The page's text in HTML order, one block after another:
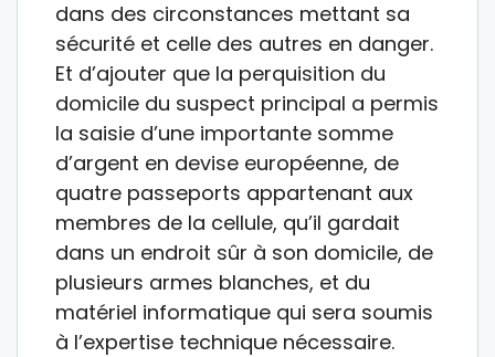
dans des circonstances mettant sa
sécurité et celle des autres en danger.
Et d’ajouter que la perquisition du
domicile du suspect principal a permis
la saisie d’une importante somme
d’argent en devise européenne, de
quatre passeports appartenant aux
membres de la cellule, qu’il gardait
dans un endroit sûr à son domicile, de
plusieurs armes blanches, et du
matériel informatique qui sera soumis
à l’expertise technique nécessaire.